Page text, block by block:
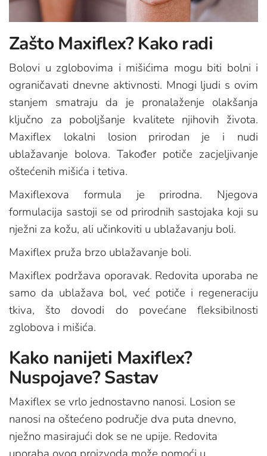
Zašto Maxiflex? Kako radi
Bolovi u zglobovima i mišićima mogu biti bolni i
ograničavati dnevne aktivnosti. Mnogi ljudi s ovim
stanjem smatraju da je pronalaženje olakšanja
ključno za poboljšanje kvalitete njihovih života.
Maxiflex lokalni losion prirodan je i nudi
ublažavanje bolova. Također potiče zacjeljivanje
oštećenih mišića i tetiva.
Maxiflexova formula je prirodna. Njegova
formulacija sastoji se od prirodnih sastojaka koji su
nježni za kožu, ali učinkoviti u ublažavanju boli.
Maxiflex pruža brzo ublažavanje boli.
Maxiflex podržava oporavak. Redovita uporaba ne
samo da ublažava bol, već potiče i regeneraciju
tkiva, što dovodi do povećane fleksibilnosti
zglobova i mišića.
Kako nanijeti Maxiflex?
Nuspojave? Sastav
Maxiflex se vrlo jednostavno nanosi. Losion se
nanosi na oštećeno područje dva puta dnevno,
nježno masirajući dok se ne upije. Redovita